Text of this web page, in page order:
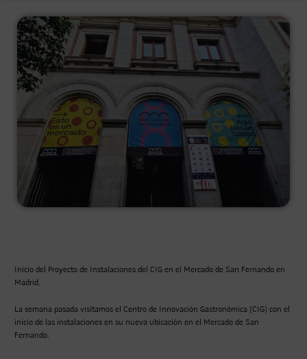
Inicio del Proyecto de Instalaciones del CIG en el Mercado de San Fernando en
Madrid.
La semana pasada visitamos el Centro de Innovación Gastronómica (CIG) con el
inicio de las instalaciones en su nueva ubicación en el Mercado de San
Fernando.